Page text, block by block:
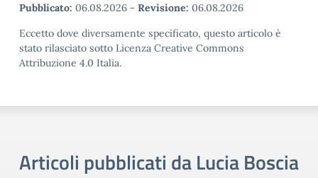
Pubblicato: 06.08.2026 - Revisione: 06.08.2026
Eccetto dove diversamente specificato, questo articolo è
stato rilasciato sotto Licenza Creative Commons
Attribuzione 4.0 Italia.
Articoli pubblicati da Lucia Boscia